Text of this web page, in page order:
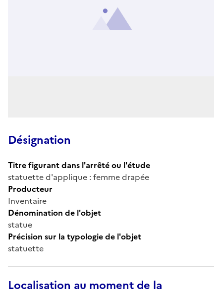
Désignation
Titre figurant dans l'arrêté ou l'étude
statuette d'applique : femme drapée
Producteur
Inventaire
Dénomination de l'objet
statue
Précision sur la typologie de l'objet
statuette
Localisation au moment de la